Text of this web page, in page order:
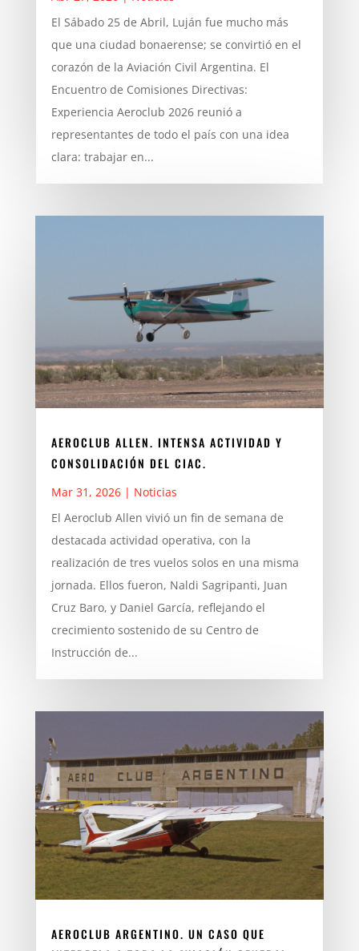
El Sábado 25 de Abril, Luján fue mucho más
que una ciudad bonaerense; se convirtió en el
corazón de la Aviación Civil Argentina. El
Encuentro de Comisiones Directivas:
Experiencia Aeroclub 2026 reunió a
representantes de todo el país con una idea
clara: trabajar en...
AEROCLUB ALLEN. INTENSA ACTIVIDAD Y
CONSOLIDACIÓN DEL CIAC.
Mar 31, 2026| Noticias
El Aeroclub Allen vivió un fin de semana de
destacada actividad operativa, con la
realización de tres vuelos solos en una misma
jornada. Ellos fueron, Naldi Sagripanti, Juan
Cruz Baro, y Daniel García, reflejando el
crecimiento sostenido de su Centro de
Instrucción de...
AEROCLUB ARGENTINO. UN CASO QUE